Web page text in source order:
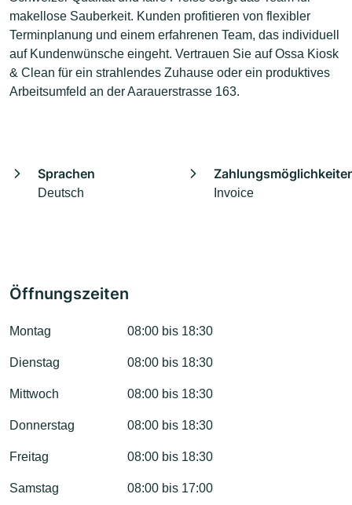
makellose Sauberkeit. Kunden profitieren von flexibler
Terminplanung und einem erfahrenen Team, das individuell
auf Kundenwünsche eingeht. Vertrauen Sie auf Ossa Kiosk
& Clean für ein strahlendes Zuhause oder ein produktives
Arbeitsumfeld an der Aarauerstrasse 163.
Sprachen
Deutsch Invoice
Öffnungszeiten
Montag 08:00 bis 18:30
Dienstag 08:00 bis 18:30
Mittwoch 08:00 bis 18:30
Donnerstag 08:00 bis 18:30
Freitag 08:00 bis 18:30
Samstag 08:00 bis 17:00